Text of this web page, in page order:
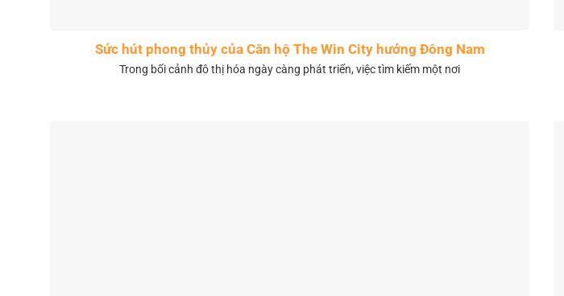
Sức hút phong thủy của Căn hộ The Win City hướng Đông Nam
Trong bối cảnh đô thị hóa ngày càng phát triển, việc tìm kiếm một nơi